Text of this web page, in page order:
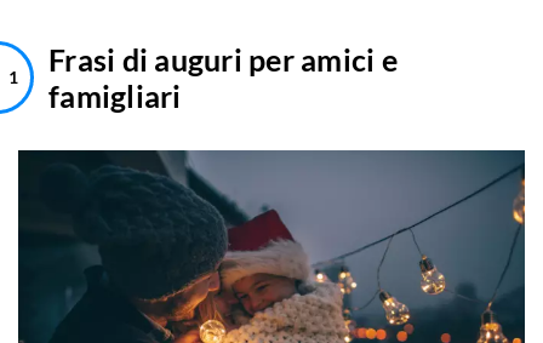
Frasi di auguri per amici e
famigliari